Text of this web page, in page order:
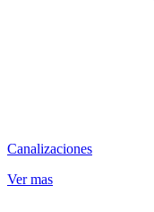
Canalizaciones
Ver mas